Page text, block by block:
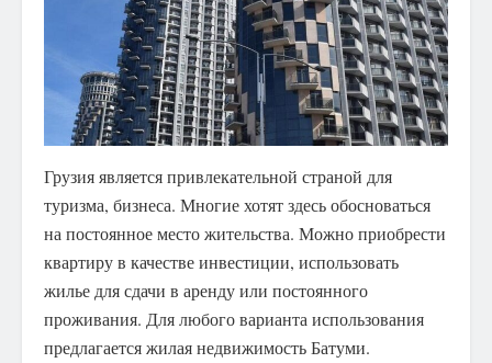
Грузия является привлекательной страной для
туризма, бизнеса. Многие хотят здесь обосноваться
на постоянное место жительства. Можно приобрести
квартиру в качестве инвестиции, использовать
жилье для сдачи в аренду или постоянного
проживания. Для любого варианта использования
предлагается жилая недвижимость Батуми.